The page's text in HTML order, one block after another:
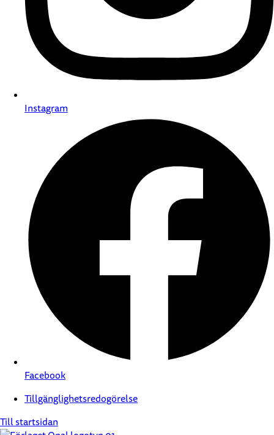
Instagram
Facebook
Tillgänglighetsredogörelse
Till startsidan